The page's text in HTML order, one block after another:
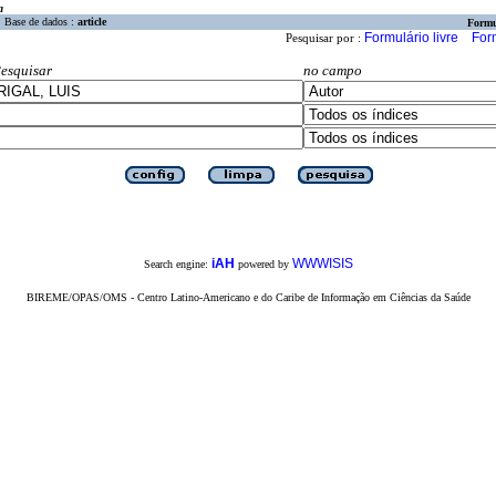
Base de dados : article
Pesquisar por : Formulário livre
no campo
Search engine: iAH powered by WWWISIS
BIREME/OPAS/OMS - Centro Latino-Americano e do Caribe de Informação em Ciências da Saúde